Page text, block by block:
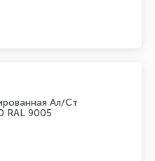
Ал/Ст
RAL 9005